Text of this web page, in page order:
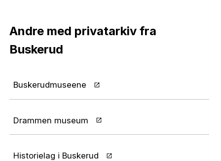
Andre med privatarkiv fra
Buskerud
Buskerudmuseene
Drammen museum
Historielag i Buskerud